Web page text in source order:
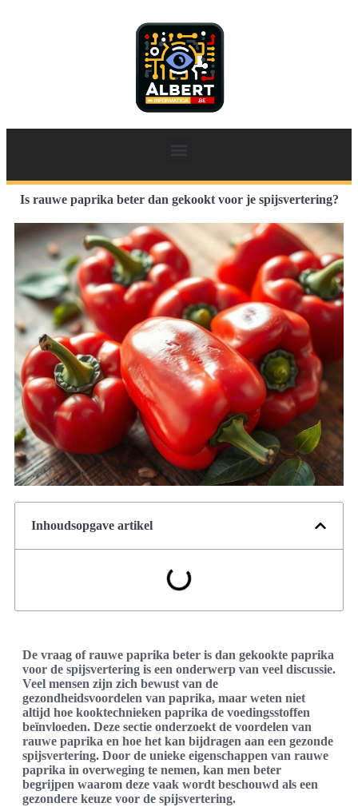
Is rauwe paprika beter dan gekookt voor je spijsvertering?
Inhoudsopgave artikel
De vraag of rauwe paprika beter is dan gekookte paprika
voor de spijsvertering is een onderwerp van veel discussie.
Veel mensen zijn zich bewust van de
gezondheidsvoordelen van paprika, maar weten niet
altijd hoe kooktechnieken paprika de voedingsstoffen
beïnvloeden. Deze sectie onderzoekt de voordelen van
rauwe paprika en hoe het kan bijdragen aan een gezonde
spijsvertering. Door de unieke eigenschappen van rauwe
paprika in overweging te nemen, kan men beter
begrijpen waarom deze vaak wordt beschouwd als een
gezondere keuze voor de spijsvertering.